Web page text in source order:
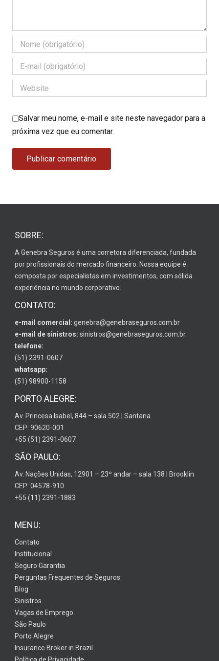
Salvar meu nome, e-mail e site neste navegador para a
próxima vez que eu comentar.
SOBRE:
A Genebra Seguros é uma corretora diferenciada, fundada
por profissionais do mercado financeiro. Nossa equipe é
composta por especialistas em investimentos, com sólida
experiência no mundo corporativo.
CONTATO:
e-mail comercial: genebra@genebraseguros.com.br
e-mail de sinistros: sinistros@genebraseguros.com.br
telefone:
(51) 2391-0607
whatsapp:
(51) 98900-1158
PORTO ALEGRE:
Av. Princesa Isabel, 844 – sala 502 | Santana
CEP: 90620-001
+55 (51) 2391-0607
SÃO PAULO:
Av. Nações Unidas, 12901 – 23º andar – sala 138 | Brooklin
CEP: 04578-910
+55 (11) 2391-1883
MENU:
Contato
Institucional
Seguro Garantia
Perguntas Frequentes de Seguros
Blog
Sinistros
Vagas de Emprego
São Paulo
Porto Alegre
Insurance Broker in Brazil